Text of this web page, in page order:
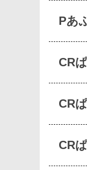
Pあ
CR
CR
CR